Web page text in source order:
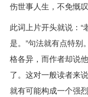
伤世事人生，不免慨叹
此词上片开头就说：
是。”句法就有点特
格各异，而作者却说
了。这对一般读者来
就有可能构成一个强